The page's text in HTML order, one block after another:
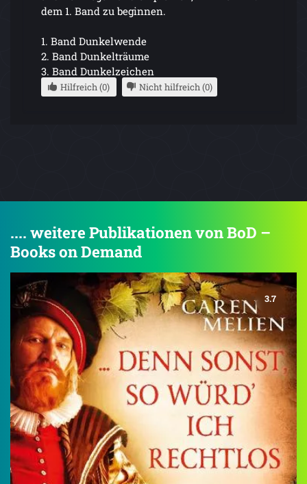
dem 1. Band zu beginnen.
1. Band Dunkelwende
2. Band Dunkelträume
3. Band Dunkelzeichen
Hilfreich (0) Nicht hilfreich (0)
.... weitere Publikationen von BoD –
Books on Demand
3.7